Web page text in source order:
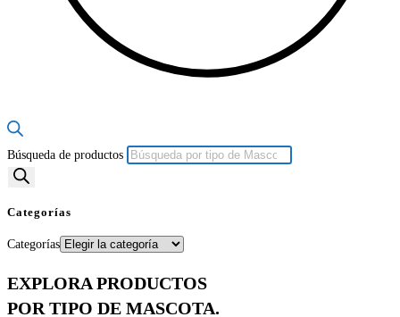
Búsqueda de productos
Categorías
Categorías
EXPLORA PRODUCTOS
POR TIPO DE MASCOTA.